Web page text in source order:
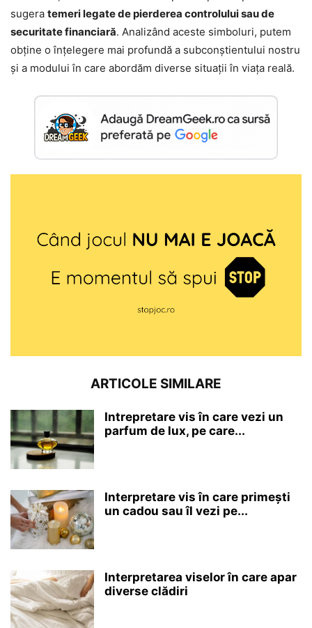
sugera temeri legate de pierderea controlului sau de
securitate financiară. Analizând aceste simboluri, putem
obține o înțelegere mai profundă a subconștientului nostru
și a modului în care abordăm diverse situații în viața reală.
ARTICOLE SIMILARE
Intrepretare vis în care vezi un
parfum de lux, pe care...
Interpretare vis în care primești
un cadou sau îl vezi pe...
Interpretarea viselor în care apar
diverse clădiri